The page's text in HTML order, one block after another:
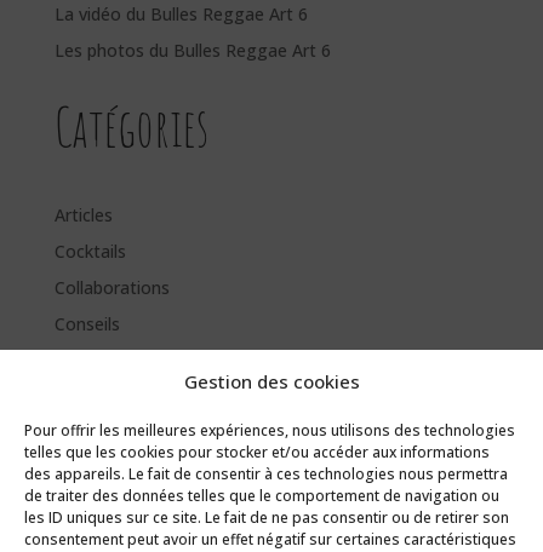
Gestion des cookies
Pour offrir les meilleures expériences, nous utilisons des technologies
telles que les cookies pour stocker et/ou accéder aux informations
des appareils. Le fait de consentir à ces technologies nous permettra
de traiter des données telles que le comportement de navigation ou
les ID uniques sur ce site. Le fait de ne pas consentir ou de retirer son
consentement peut avoir un effet négatif sur certaines caractéristiques
La vidéo du Bulles Reggae Art 6
Les photos du Bulles Reggae Art 6
Catégories
Articles
Cocktails
Collaborations
Conseils
Labels
Méthodes de fabrication